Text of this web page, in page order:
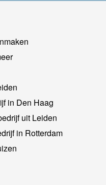
in Den Haag
uit Leiden
in Rotterdam